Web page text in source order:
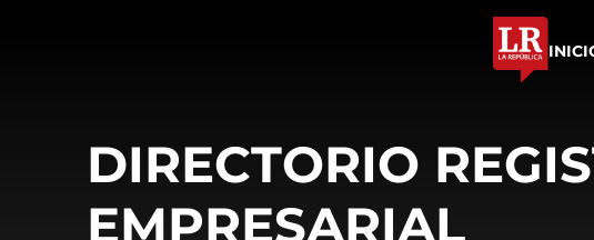
DIRECTORIO
EMPRESARIAL